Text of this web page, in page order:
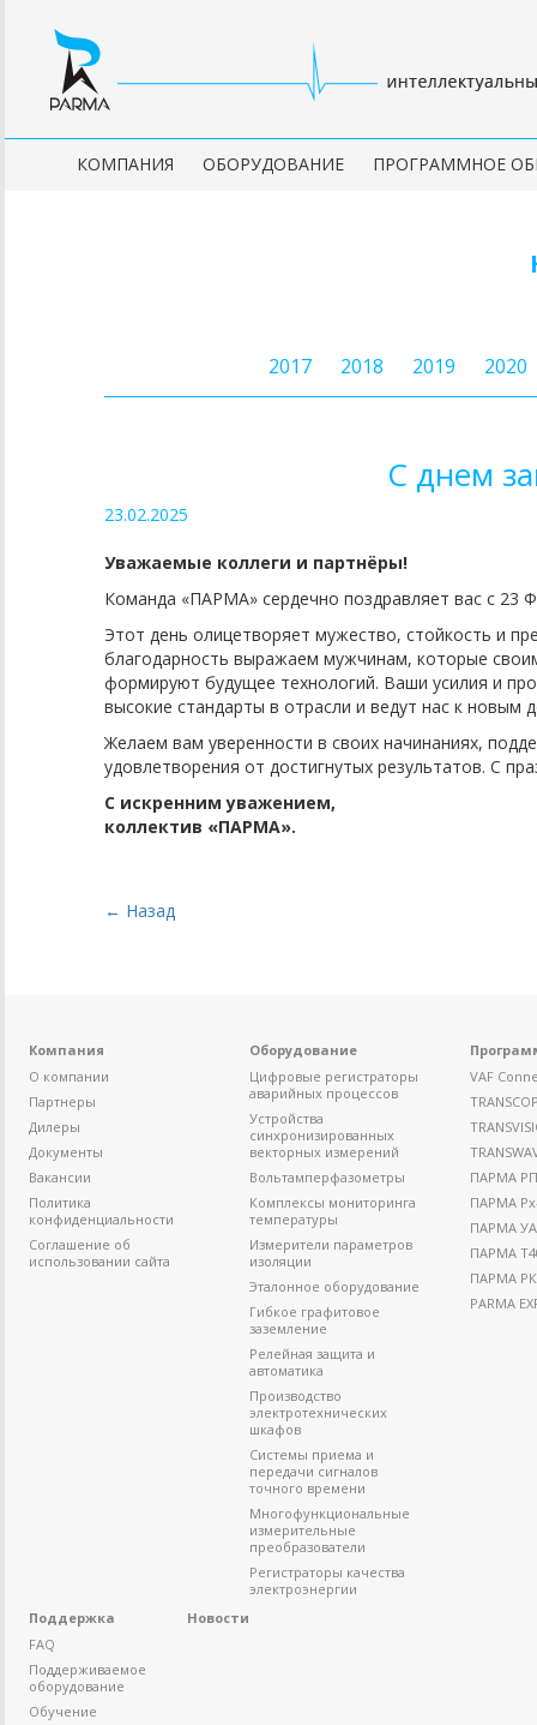
КОМПАНИЯ ОБОРУДОВАНИЕ ПРОГРАММНОЕ
2017 2018 2019 2020
С днем
23.02.2025
Уважаемые коллеги и партнёры!
Команда «ПАРМА» сердечно поздравляет вас с 23
Этот день олицетворяет мужество, стойкость и
благодарность выражаем мужчинам, которые
формируют будущее технологий. Ваши усилия и
высокие стандарты в отрасли и ведут нас к новым
Желаем вам уверенности в своих начинаниях,
удовлетворения от достигнутых результатов. С
С искренним уважением,
коллектив «ПАРМА».
← Назад
Компания
О компании
Партнеры
Дилеры
Документы
Вакансии
Политика
конфиденциальности
Соглашение об
использовании сайта
Оборудование
Цифровые регистраторы
аварийных процессов
Устройства
синхронизированных
векторных измерений
Вольтамперфазометры
Комплексы мониторинга
температуры
Измерители параметров
изоляции
Эталонное оборудование
Гибкое графитовое
заземление
Релейная защита и
автоматика
Производство
электротехнических
шкафов
Системы приема и
передачи сигналов
точного времени
Многофункциональные
измерительные
преобразователи
Регистраторы качества
электроэнергии
VAF
ПАРМА
ПАРМА
ПАРМА
ПАРМА
ПАРМА
PARMA
Поддержка
FAQ
Поддерживаемое
оборудование
Обучение
Новости